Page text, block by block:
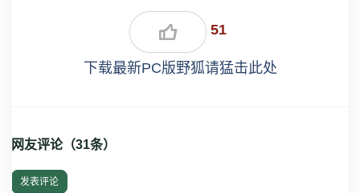
51
下载最新PC版野狐请猛击此处
网友评论（31条）
发表评论